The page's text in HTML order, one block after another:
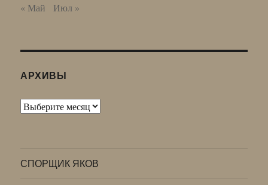
« Май Июл »
АРХИВЫ
Архивы
СПОРЩИК ЯКОВ